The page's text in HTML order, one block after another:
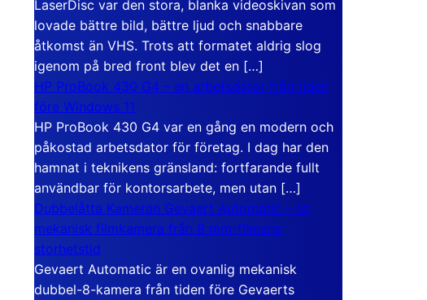
LaserDisc var den stora, blanka videoskivan som
lovade bättre bild, bättre ljud och snabbare
åtkomst än VHS. Trots att formatet aldrig slog
igenom på bred front blev det en […]
HP ProBook 430 G4 – en arbetsdator från tiden
före Windows 11
HP ProBook 430 G4 var en gång en modern och
påkostad arbetsdator för företag. I dag har den
hamnat i teknikens gränsland: fortfarande fullt
användbar för kontorsarbete, men utan […]
Dubbelåtta Kameran Gevaert Automatic – en
mekanisk filmkamera från 8 mm-filmens
storhetstid
Gevaert Automatic är en ovanlig mekanisk
dubbel-8-kamera från tiden före Gevaerts